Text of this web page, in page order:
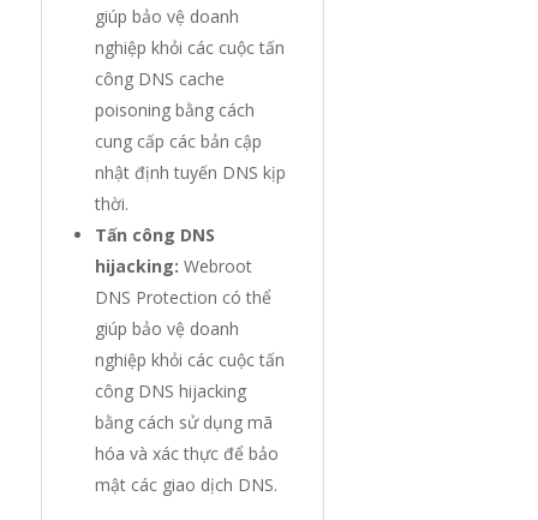
giúp bảo vệ doanh
nghiệp khỏi các cuộc tấn
công DNS cache
poisoning bằng cách
cung cấp các bản cập
nhật định tuyến DNS kịp
thời.
Tấn công DNS
hijacking: Webroot
DNS Protection có thể
giúp bảo vệ doanh
nghiệp khỏi các cuộc tấn
công DNS hijacking
bằng cách sử dụng mã
hóa và xác thực để bảo
mật các giao dịch DNS.